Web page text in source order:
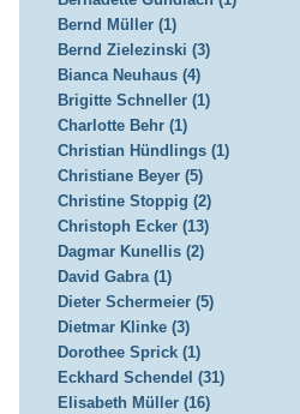
Bernd Müller (1)
Bernd Zielezinski (3)
Bianca Neuhaus (4)
Brigitte Schneller (1)
Charlotte Behr (1)
Christian Hündlings (1)
Christiane Beyer (5)
Christine Stoppig (2)
Christoph Ecker (13)
Dagmar Kunellis (2)
David Gabra (1)
Dieter Schermeier (5)
Dietmar Klinke (3)
Dorothee Sprick (1)
Eckhard Schendel (31)
Elisabeth Müller (16)